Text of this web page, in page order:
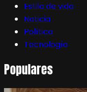
Estilo de vida
Noticia
Política
Tecnología
Populares